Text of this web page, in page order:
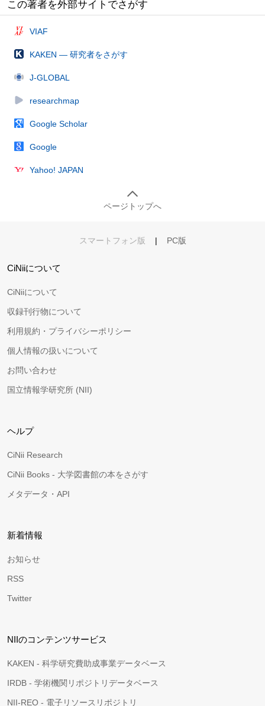
この著者を外部サイトでさがす
VIAF
KAKEN — 研究者をさがす
J-GLOBAL
researchmap
Google Scholar
Google
Yahoo! JAPAN
ページトップへ
スマートフォン版 | PC版
CiNiiについて
CiNiiについて
収録刊行物について
利用規約・プライバシーポリシー
個人情報の扱いについて
お問い合わせ
国立情報学研究所 (NII)
ヘルプ
CiNii Research
CiNii Books - 大学図書館の本をさがす
メタデータ・API
新着情報
お知らせ
RSS
Twitter
NIIのコンテンツサービス
KAKEN - 科学研究費助成事業データベース
IRDB - 学術機関リポジトリデータベース
NII-REO - 電子リソースリポジトリ